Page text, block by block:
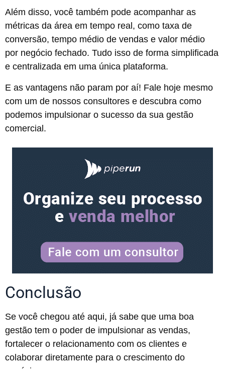
Além disso, você também pode acompanhar as
métricas da área em tempo real, como taxa de
conversão, tempo médio de vendas e valor médio
por negócio fechado. Tudo isso de forma simplificada
e centralizada em uma única plataforma.
E as vantagens não param por aí! Fale hoje mesmo
com um de nossos consultores e descubra como
podemos impulsionar o sucesso da sua gestão
comercial.
Conclusão
Se você chegou até aqui, já sabe que uma boa
gestão tem o poder de impulsionar as vendas,
fortalecer o relacionamento com os clientes e
colaborar diretamente para o crescimento do